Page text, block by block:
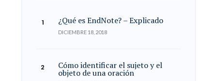
¿Qué es EndNote? – Explicado
DICIEMBRE 18, 2018
Cómo identificar el sujeto y el
objeto de una oración